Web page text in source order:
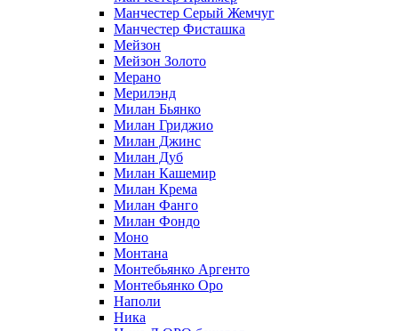
Манчестер Серый Жемчуг
Манчестер Фисташка
Мейзон
Мейзон Золото
Мерано
Мерилэнд
Милан Бьянко
Милан Гриджио
Милан Джинс
Милан Дуб
Милан Кашемир
Милан Крема
Милан Фанго
Милан Фондо
Моно
Монтана
Монтебьянко Аргенто
Монтебьянко Оро
Наполи
Ника